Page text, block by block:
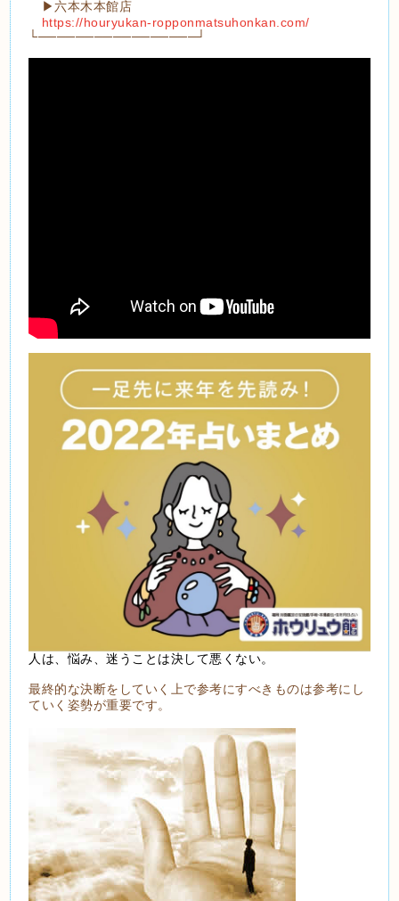
▶︎六本木本館店
https://houryukan-ropponmatsuhonkan.com/
└─────────────────┘
人は、悩み、迷うことは決して悪くない。
最終的な決断をしていく上で参考にすべきものは参考にし
ていく姿勢が重要です。